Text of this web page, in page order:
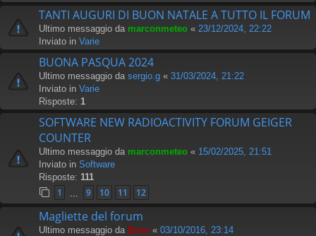
TANTI AUGURI DI BUON NATALE A TUTTO IL FORUM
Ultimo messaggio da marconmeteo « 23/12/2024, 22:22
Inviato in Varie
BUONA PASQUA 2024
Ultimo messaggio da sergio.g « 31/03/2024, 21:22
Inviato in Varie
Risposte: 1
SOFTWARE NEW RADIOACTIVITY FORUM GEIGER
COUNTER
Ultimo messaggio da marconmeteo « 15/02/2025, 21:51
Inviato in Software
Risposte: 111
1 9 10 11 12
Magliette del forum
Ultimo messaggio da Boss « 03/10/2016, 23:14